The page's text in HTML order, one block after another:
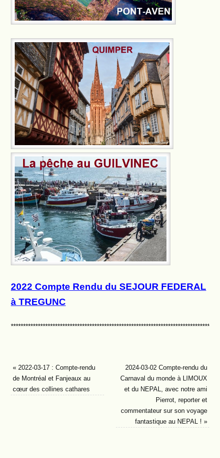
2022 Compte Rendu du SEJOUR FEDERAL
à TREGUNC
«2022-03-17 : Compte-rendu
de Montréal et Fanjeaux au
cœur des collines cathares
2024-03-02 Compte-rendu du
Carnaval du monde à LIMOUX
et du NEPAL, avec notre ami
Pierrot, reporter et
commentateur sur son voyage
fantastique au NEPAL !»